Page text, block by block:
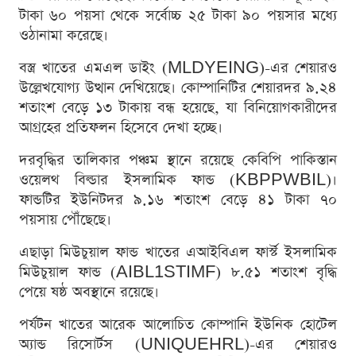
টাকা ৬০ পয়সা থেকে সর্বোচ্চ ২৫ টাকা ৯০ পয়সার মধ্যে
ওঠানামা করেছে।
বস্ত্র খাতের এমএল ডাইং (MLDYEING)-এর শেয়ারও
উল্লেখযোগ্য উত্থান দেখিয়েছে। কোম্পানিটির শেয়ারদর ৯.২৪
শতাংশ বেড়ে ১৩ টাকায় বন্ধ হয়েছে, যা বিনিয়োগকারীদের
আগ্রহের প্রতিফলন হিসেবে দেখা হচ্ছে।
দরবৃদ্ধির তালিকার পঞ্চম স্থানে রয়েছে কেবিপি পাকিস্তান
ওয়েলথ বিল্ডার ইসলামিক ফান্ড (KBPPWBIL)।
ফান্ডটির ইউনিটদর ৯.১৬ শতাংশ বেড়ে ৪১ টাকা ৭০
পয়সায় পৌঁছেছে।
এছাড়া মিউচুয়াল ফান্ড খাতের এআইবিএল ফার্স্ট ইসলামিক
মিউচুয়াল ফান্ড (AIBL1STIMF) ৮.৫১ শতাংশ বৃদ্ধি
পেয়ে ষষ্ঠ অবস্থানে রয়েছে।
পর্যটন খাতের আরেক আলোচিত কোম্পানি ইউনিক হোটেল
অ্যান্ড রিসোর্টস (UNIQUEHRL)-এর শেয়ারও